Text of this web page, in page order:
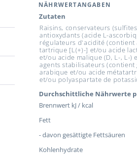
NÄHRWERTANGABEN
Zutaten
Raisins, conservateurs
antioxydants (acide L-
régulateurs d'acidité (contient
tartrique [L(+)-] et/ou acide
et/ou acide malique (D, L-, L-)
agents stabilisateurs (contient
arabique et/ou acide
et/ou polyaspartate de
Durchschittliche Nährwerte
Brennwert kJ / kcal
Fett
- davon gesättigte Fettsäuren
Kohlenhydrate